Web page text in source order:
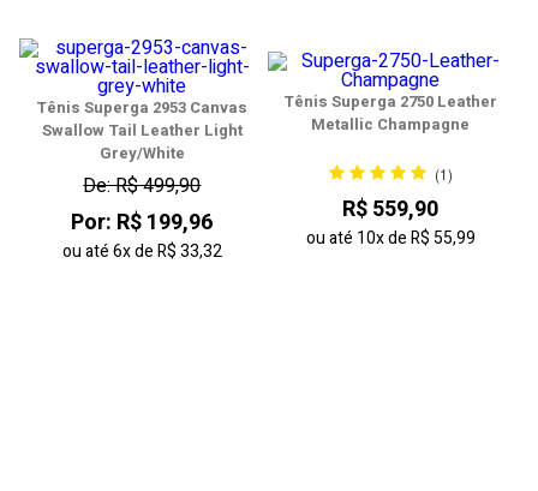
Tênis Superga 2953 Canvas
Swallow Tail Leather Light
Grey/White
De: R$ 499,90
Por: R$ 199,96
ou até6xdeR$ 33,32
Tênis Superga 2750 Leather
Metallic Champagne
(1)
R$ 559,90
ou até 10xdeR$ 55,99